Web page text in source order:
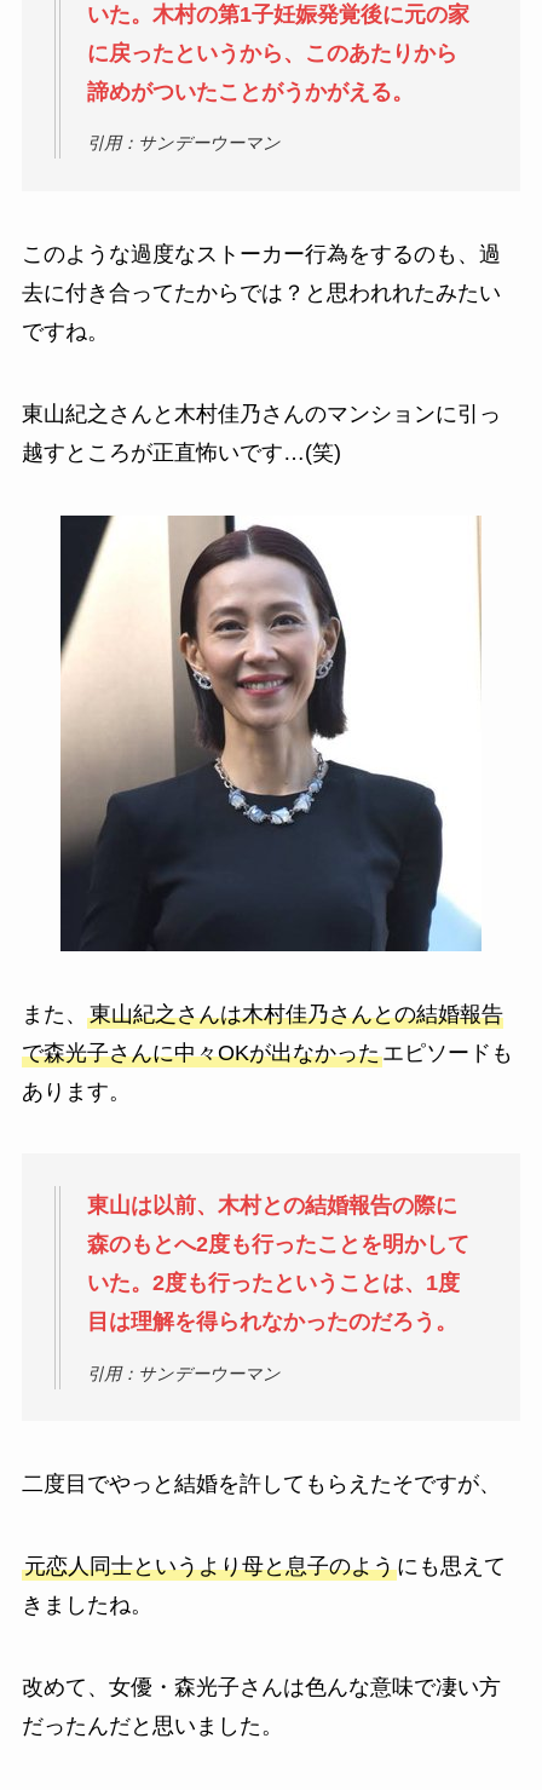
いた。木村の第1子妊娠発覚後に元の家
に戻ったというから、このあたりから
諦めがついたことがうかがえる。
引用：サンデーウーマン
このような過度なストーカー行為をするのも、過
去に付き合ってたからでは？と思われれたみたい
ですね。
東山紀之さんと木村佳乃さんのマンションに引っ
越すところが正直怖いです…(笑)
また、 東山紀之さんは木村佳乃さんとの結婚報告
で森光子さんに中々OKが出なかったエピソードも
あります。
東山は以前、木村との結婚報告の際に
森のもとへ2度も行ったことを明かして
いた。2度も行ったということは、1度
目は理解を得られなかったのだろう。
引用：サンデーウーマン
二度目でやっと結婚を許してもらえたそですが、
元恋人同士というより母と息子のようにも思えて
きましたね。
改めて、女優・森光子さんは色んな意味で凄い方
だったんだと思いました。